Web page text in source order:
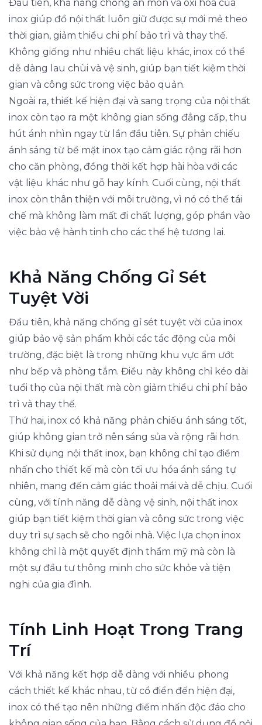
Đầu tiên, khả năng chống ăn mòn và oxi hóa của
inox giúp đồ nội thất luôn giữ được sự mới mẻ theo
thời gian, giảm thiểu chi phí bảo trì và thay thế.
Không giống như nhiều chất liệu khác, inox có thể
dễ dàng lau chùi và vệ sinh, giúp bạn tiết kiệm thời
gian và công sức trong việc bảo quản.
Ngoài ra, thiết kế hiện đại và sang trọng của nội thất
inox còn tạo ra một không gian sống đẳng cấp, thu
hút ánh nhìn ngay từ lần đầu tiên. Sự phản chiếu
ánh sáng từ bề mặt inox tạo cảm giác rộng rãi hơn
cho căn phòng, đồng thời kết hợp hài hòa với các
vật liệu khác như gỗ hay kính. Cuối cùng, nội thất
inox còn thân thiện với môi trường, vì nó có thể tái
chế mà không làm mất đi chất lượng, góp phần vào
việc bảo vệ hành tinh cho các thế hệ tương lai.
Khả Năng Chống Gỉ Sét
Tuyệt Vời
Đầu tiên, khả năng chống gỉ sét tuyệt vời của inox
giúp bảo vệ sản phẩm khỏi các tác động của môi
trường, đặc biệt là trong những khu vực ẩm ướt
như bếp và phòng tắm. Điều này không chỉ kéo dài
tuổi thọ của nội thất mà còn giảm thiểu chi phí bảo
trì và thay thế.
Thứ hai, inox có khả năng phản chiếu ánh sáng tốt,
giúp không gian trở nên sáng sủa và rộng rãi hơn.
Khi sử dụng nội thất inox, bạn không chỉ tạo điểm
nhấn cho thiết kế mà còn tối ưu hóa ánh sáng tự
nhiên, mang đến cảm giác thoải mái và dễ chịu. Cuối
cùng, với tính năng dễ dàng vệ sinh, nội thất inox
giúp bạn tiết kiệm thời gian và công sức trong việc
duy trì sự sạch sẽ cho ngôi nhà. Việc lựa chọn inox
không chỉ là một quyết định thẩm mỹ mà còn là
một sự đầu tư thông minh cho sức khỏe và tiện
nghi của gia đình.
Tính Linh Hoạt Trong Trang
Trí
Với khả năng kết hợp dễ dàng với nhiều phong
cách thiết kế khác nhau, từ cổ điển đến hiện đại,
inox có thể tạo nên những điểm nhấn độc đáo cho